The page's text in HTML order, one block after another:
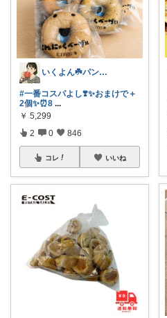
いくよん☘️パンのある暮らし✨
#一番コスパよし❣️✨おまけで＋
2個✨⏰8 ...
￥ 5,299
2 0 846
コレ いいね